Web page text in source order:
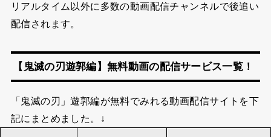
リアルタイム以外に多数の動画配信チャンネルで後追い
配信されます。
【鬼滅の刃遊郭編】無料動画の配信サービス一覧！
「鬼滅の刃」遊郭編が無料でみれる動画配信サイトを下
記にまとめました。↓